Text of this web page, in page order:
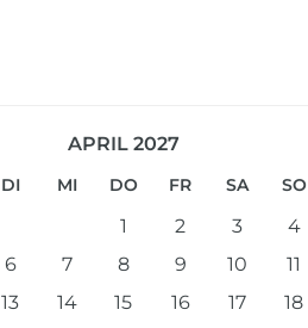
APRIL 2027
DI MI DO FR SA SO
1 2 3
4
6 7 8 9 10
11
13 14 15 16 17
18